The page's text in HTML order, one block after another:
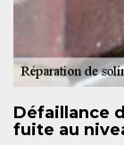
Défaillance
fuite au